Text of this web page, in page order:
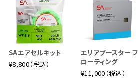
SAエアセルキット
¥8,800（税込）
エリアブースター フ
ローティング
¥11,000（税込）